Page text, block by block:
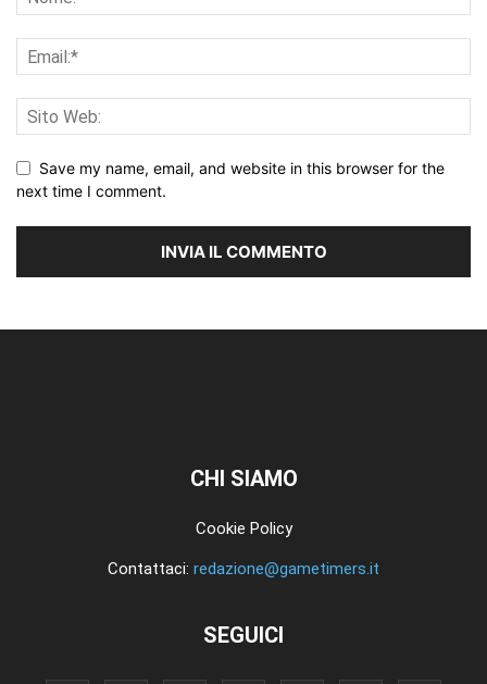
Save my name, email, and website in this browser for the
next time I comment.
CHI SIAMO
Cookie Policy
Contattaci: redazione@gametimers.it
SEGUICI